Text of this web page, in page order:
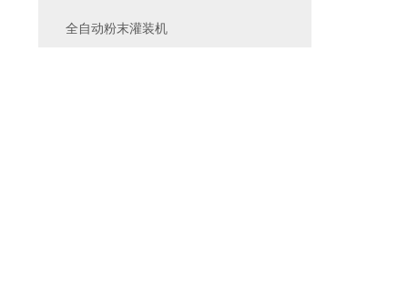
全自动粉末灌装机